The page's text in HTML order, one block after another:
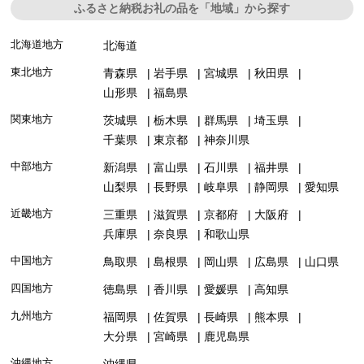
ふるさと納税お礼の品を「地域」から探す
北海道地方 北海道
東北地方 青森県 岩手県 宮城県
秋田県
山形県
福島県
関東地方 茨城県 栃木県 群馬県
埼玉県
千葉県
東京都 神奈川県
中部地方 新潟県 富山県 石川県
福井県
山梨県
長野県 岐阜県 静岡県 愛知県
近畿地方 三重県 滋賀県 京都府
大阪府
兵庫県
奈良県 和歌山県
中国地方 鳥取県 島根県 岡山県 広島県 山口県
四国地方 徳島県 香川県 愛媛県 高知県
九州地方 福岡県 佐賀県 長崎県
熊本県
大分県
宮崎県 鹿児島県